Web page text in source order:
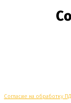
Согласие на обработку ПД